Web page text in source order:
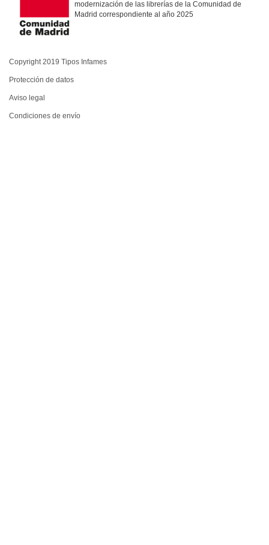
modernización de las librerías de la Comunidad de
Madrid correspondiente al año 2025
Copyright 2019 Tipos Infames
Protección de datos
Aviso legal
Condiciones de envío